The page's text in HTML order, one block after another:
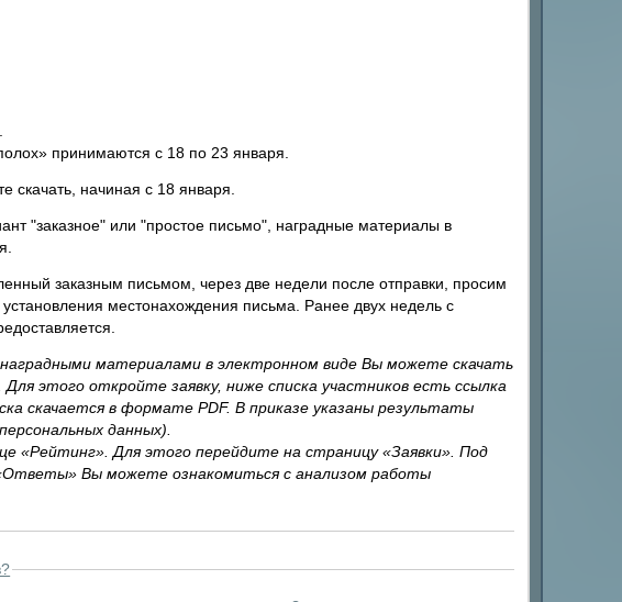
принимаются с 18 по 23 января.
скачать, начиная с 18 января.
"заказное" или "простое письмо", наградные материалы в
заказным письмом, через две недели после отправки, просим
местонахождения письма. Ранее двух недель с
материалами в электронном виде Вы можете скачать
этого откройте заявку, ниже списка участников есть ссылка
скачается в формате PDF. В приказе указаны результаты
данных).
«Рейтинг». Для этого перейдите на страницу «Заявки». Под
Вы можете ознакомиться с анализом работы